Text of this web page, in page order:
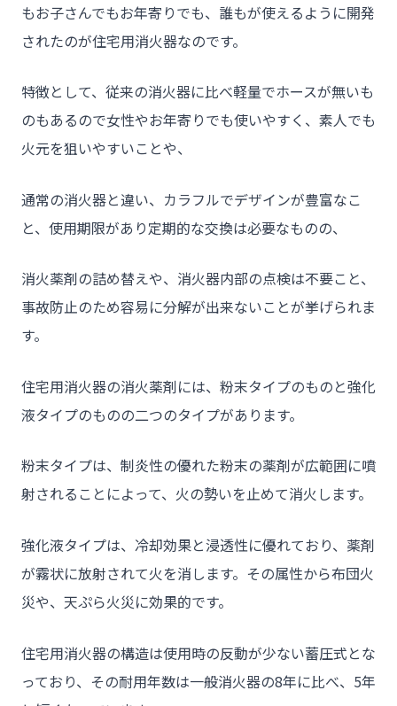
- HOME
- トウカイセツビが選ばれる理由
もお子さんでもお年寄りでも、誰もが使えるように開発
されたのが住宅用消火器なのです。
特徴として、従来の消火器に比べ軽量でホースが無いも
のもあるので女性やお年寄りでも使いやすく、素人でも
火元を狙いやすいことや、
通常の消火器と違い、カラフルでデザインが豊富なこ
と、使用期限があり定期的な交換は必要なものの、
消火薬剤の詰め替えや、消火器内部の点検は不要こと、
事故防止のため容易に分解が出来ないことが挙げられま
す。
住宅用消火器の消火薬剤には、粉末タイプのものと強化
液タイプのものの二つのタイプがあります。
粉末タイプは、制炎性の優れた粉末の薬剤が広範囲に噴
射されることによって、火の勢いを止めて消火します。
強化液タイプは、冷却効果と浸透性に優れており、薬剤
が霧状に放射されて火を消します。その属性から布団火
災や、天ぷら火災に効果的です。
住宅用消火器の構造は使用時の反動が少ない蓄圧式とな
っており、その耐用年数は一般消火器の8年に比べ、5年